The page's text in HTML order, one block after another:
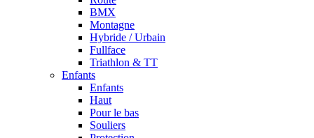
BMX
Montagne
Hybride / Urbain
Fullface
Triathlon & TT
Enfants
Enfants
Haut
Pour le bas
Souliers